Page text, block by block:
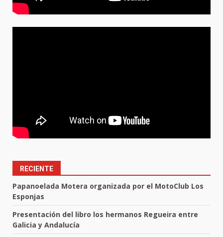
RECIENTE
Papanoelada Motera organizada por el MotoClub Los
Esponjas
Presentación del libro los hermanos Regueira entre
Galicia y Andalucía